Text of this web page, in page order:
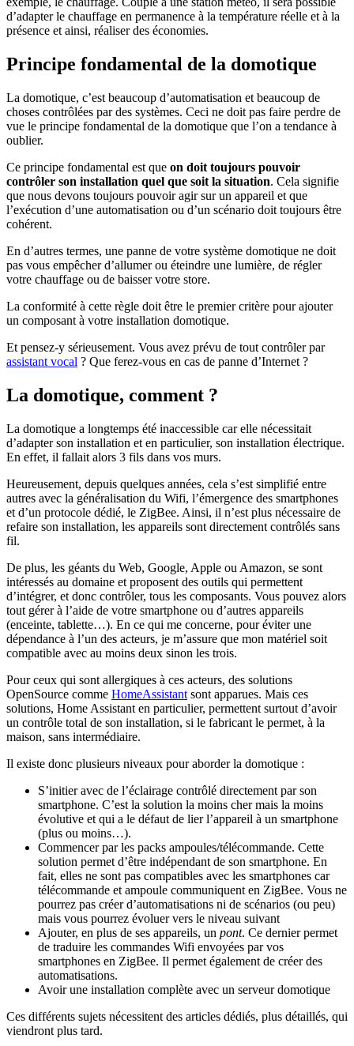
d’adapter le chauffage en permanence à la température réelle et à la
présence et ainsi, réaliser des économies.
Principe fondamental de la domotique
La domotique, c’est beaucoup d’automatisation et beaucoup de
choses contrôlées par des systèmes. Ceci ne doit pas faire perdre de
vue le principe fondamental de la domotique que l’on a tendance à
oublier.
Ce principe fondamental est que on doit toujours pouvoir
contrôler son installation quel que soit la situation. Cela signifie
que nous devons toujours pouvoir agir sur un appareil et que
l’exécution d’une automatisation ou d’un scénario doit toujours être
cohérent.
En d’autres termes, une panne de votre système domotique ne doit
pas vous empêcher d’allumer ou éteindre une lumière, de régler
votre chauffage ou de baisser votre store.
La conformité à cette règle doit être le premier critère pour ajouter
un composant à votre installation domotique.
Et pensez-y sérieusement. Vous avez prévu de tout contrôler par
assistant vocal ? Que ferez-vous en cas de panne d’Internet ?
La domotique, comment ?
La domotique a longtemps été inaccessible car elle nécessitait
d’adapter son installation et en particulier, son installation électrique.
En effet, il fallait alors 3 fils dans vos murs.
Heureusement, depuis quelques années, cela s’est simplifié entre
autres avec la généralisation du Wifi, l’émergence des smartphones
et d’un protocole dédié, le ZigBee. Ainsi, il n’est plus nécessaire de
refaire son installation, les appareils sont directement contrôlés sans
fil.
De plus, les géants du Web, Google, Apple ou Amazon, se sont
intéressés au domaine et proposent des outils qui permettent
d’intégrer, et donc contrôler, tous les composants. Vous pouvez alors
tout gérer à l’aide de votre smartphone ou d’autres appareils
(enceinte, tablette…). En ce qui me concerne, pour éviter une
dépendance à l’un des acteurs, je m’assure que mon matériel soit
compatible avec au moins deux sinon les trois.
Pour ceux qui sont allergiques à ces acteurs, des solutions
OpenSource comme HomeAssistant sont apparues. Mais ces
solutions, Home Assistant en particulier, permettent surtout d’avoir
un contrôle total de son installation, si le fabricant le permet, à la
maison, sans intermédiaire.
Il existe donc plusieurs niveaux pour aborder la domotique :
S’initier avec de l’éclairage contrôlé directement par son
smartphone. C’est la solution la moins cher mais la moins
évolutive et qui a le défaut de lier l’appareil à un smartphone
(plus ou moins…).
Commencer par les packs ampoules/télécommande. Cette
solution permet d’être indépendant de son smartphone. En
fait, elles ne sont pas compatibles avec les smartphones car
télécommande et ampoule communiquent en ZigBee. Vous ne
pourrez pas créer d’automatisations ni de scénarios (ou peu)
mais vous pourrez évoluer vers le niveau suivant
Ajouter, en plus de ses appareils, un pont. Ce dernier permet
de traduire les commandes Wifi envoyées par vos
smartphones en ZigBee. Il permet également de créer des
automatisations.
Avoir une installation complète avec un serveur domotique
Ces différents sujets nécessitent des articles dédiés, plus détaillés, qui
viendront plus tard.